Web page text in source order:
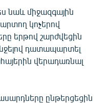
նաև միջազգային
կոչերով
երթով շարժվեցին
դատապարտել
վերադառնալ
ընթերցեցին